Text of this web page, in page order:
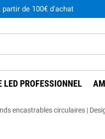
de 100€ d'achat
LED PROFESSIONNEL
encastrables circulaires |